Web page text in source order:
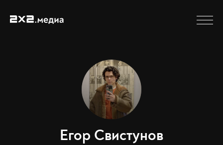
Егор Свистунов